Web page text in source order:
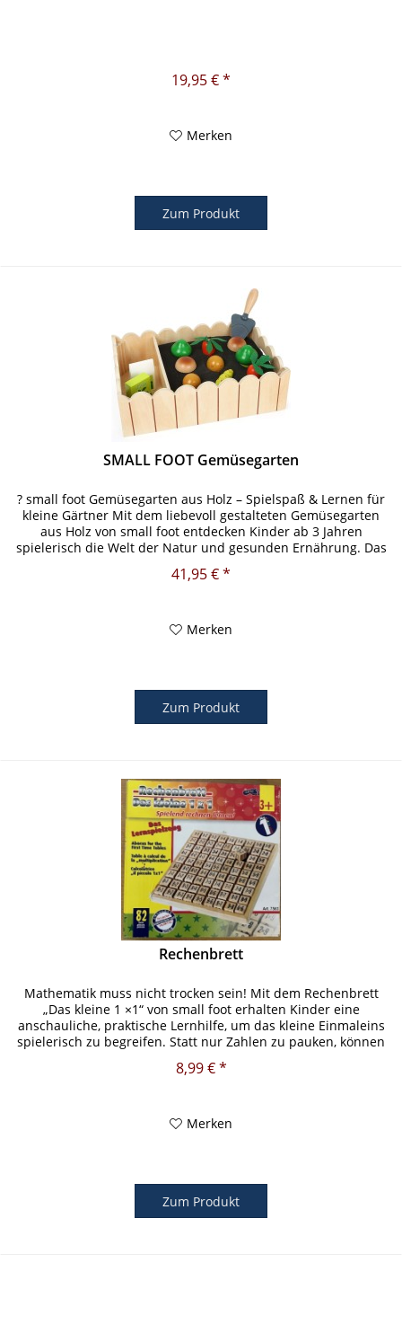
19,95 € *
Merken
Zum Produkt
SMALL FOOT Gemüsegarten
? small foot Gemüsegarten aus Holz – Spielspaß & Lernen für
kleine Gärtner Mit dem liebevoll gestalteten Gemüsegarten
aus Holz von small foot entdecken Kinder ab 3 Jahren
spielerisch die Welt der Natur und gesunden Ernährung. Das
41,95 € *
Merken
Zum Produkt
Rechenbrett
Mathematik muss nicht trocken sein! Mit dem Rechenbrett
„Das kleine 1 ×1“ von small foot erhalten Kinder eine
anschauliche, praktische Lernhilfe, um das kleine Einmaleins
spielerisch zu begreifen. Statt nur Zahlen zu pauken, können
8,99 € *
Merken
Zum Produkt